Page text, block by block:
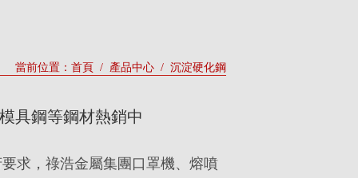
當前位置： 首頁 / 產品中心 / 沉淀硬化鋼
具鋼等鋼材熱銷中
求，祿浩金屬集團口罩機、熔噴